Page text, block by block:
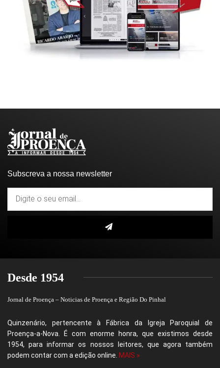
Subscreva a nossa newsletter
Desde 1954
Jornal de Proença – Noticias de Proença e Região Do Pinhal
Quinzenário, pertencente à Fábrica da Igreja Paroquial de
Proença-a-Nova. É com enorme honra, que existimos desde
1954, para informar os nossos leitores, que agora também
podem contar com a edição online. MAIS »